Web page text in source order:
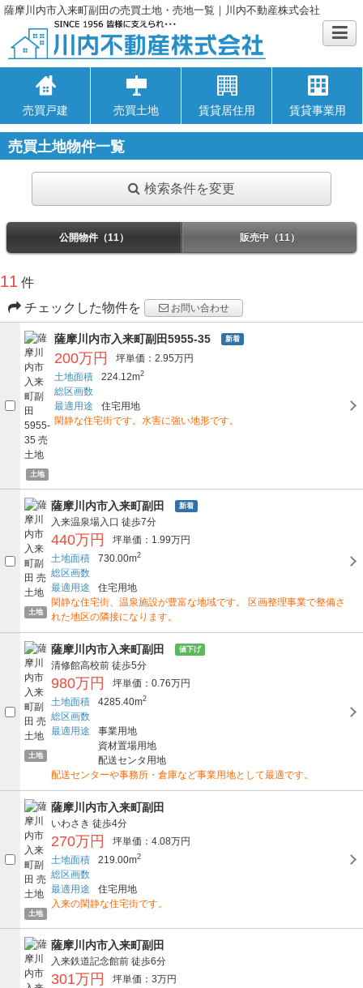
薩摩川内市入来町副田の売買土地・売地一覧｜川内不動産株式会社
売買戸建 売買土地 賃貸居住用 賃貸事業用
売買土地物件一覧
検索条件を変更
公開物件（11） 販売中（11）
11 件
チェックした物件を
お問い合わせ
土地
薩摩川内市入来町副田5955-35 新着
200万円
坪単価：2.95万円
土地面積
224.12m2
総区画数
最適用途
住宅用地
閑静な住宅街です。水害に強い地形です。
土地
薩摩川内市入来町副田 新着
入来温泉場入口 徒歩7分
440万円
坪単価：1.99万円
土地面積
730.00m2
総区画数
最適用途
住宅用地
閑静な住宅街、温泉施設が豊富な地域です。 区画整理事業で整備さ
れた地区の隣接になります。
土地
薩摩川内市入来町副田 値下げ
清修館高校前 徒歩5分
980万円
坪単価：0.76万円
土地面積
4285.40m2
総区画数
最適用途
事業用地
資材置場用地
配送センタ用地
配送センターや事務所・倉庫など事業用地として最適です。
土地
薩摩川内市入来町副田
いわさき 徒歩4分
270万円
坪単価：4.08万円
土地面積
219.00m2
総区画数
最適用途
住宅用地
入来の閑静な住宅街です。
薩摩川内市入来町副田
入来鉄道記念館前 徒歩6分
301万円
坪単価：3万円